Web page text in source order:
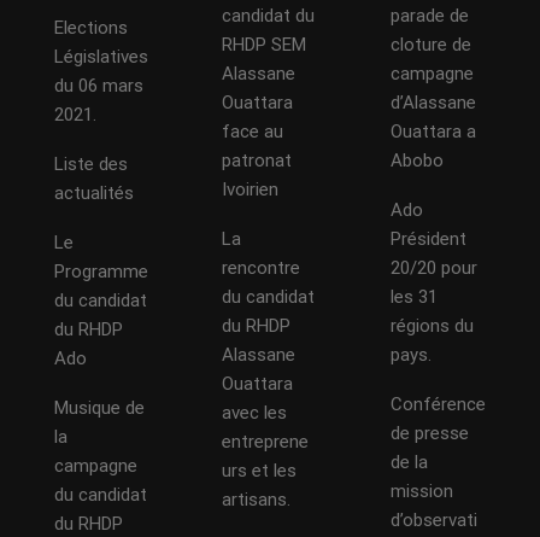
Elections
Législatives
du 06 mars
2021.
Liste des
actualités
Le
Programme
du candidat
du RHDP
Ado
Musique de
la
campagne
du candidat
du RHDP
candidat du
RHDP SEM
Alassane
Ouattara
face au
patronat
Ivoirien
La
rencontre
du candidat
du RHDP
Alassane
Ouattara
avec les
entreprene
urs et les
artisans.
parade de
cloture de
campagne
d’Alassane
Ouattara a
Abobo
Ado
Président
20/20 pour
les 31
régions du
pays.
Conférence
de presse
de la
mission
d’observati